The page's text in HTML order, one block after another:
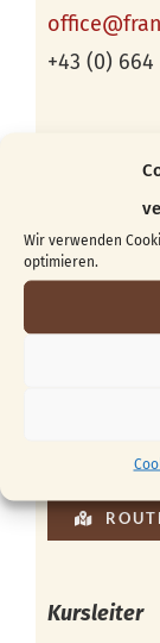
Wir verwenden
optimieren.
+43 (0)
Kursleiter